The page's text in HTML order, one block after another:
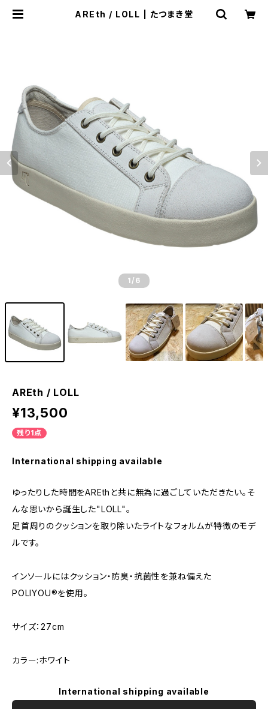
AREth / LOLL | たつまき堂
1 /6
AREth / LOLL
¥13,500
残り1点
International shipping available
ゆったりした時間をAREthと共に無為に過ごしていただきたい。そ
んな思いから誕生した"LOLL"。
足首周りのクッションを取り除いたライトなフォルムが特徴のモデ
ルです。
インソールにはクッション・防臭・抗菌性を兼ね備えた
POLIYOU®を使用。
サイズ：27cm
カラー:ホワイト
International shipping available